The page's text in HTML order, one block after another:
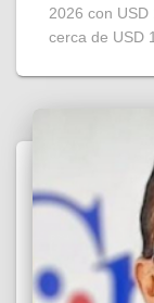
2026 con
cerca de USD